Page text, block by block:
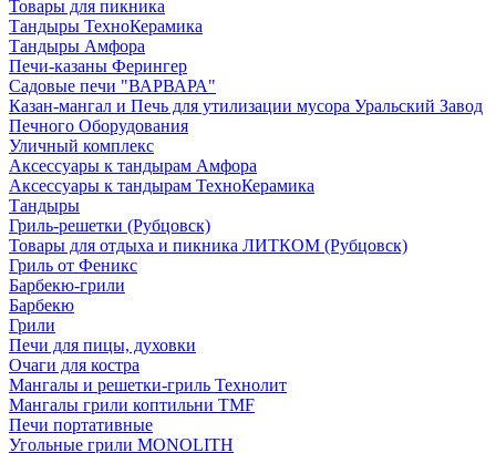
Товары для пикника
Тандыры ТехноКерамика
Тандыры Амфора
Печи-казаны Ферингер
Садовые печи "ВАРВАРА"
Казан-мангал и Печь для утилизации мусора Уральский Завод
Печного Оборудования
Уличный комплекс
Аксессуары к тандырам Амфора
Аксессуары к тандырам ТехноКерамика
Тандыры
Гриль-решетки (Рубцовск)
Товары для отдыха и пикника ЛИТКОМ (Рубцовск)
Гриль от Феникс
Барбекю-грили
Барбекю
Грили
Печи для пицы, духовки
Очаги для костра
Мангалы и решетки-гриль Технолит
Мангалы грили коптильни TMF
Печи портативные
Угольные грили MONOLITH